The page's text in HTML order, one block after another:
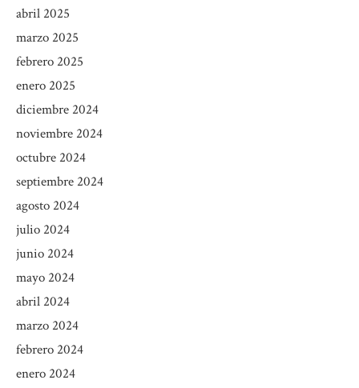
abril 2025
marzo 2025
febrero 2025
enero 2025
diciembre 2024
noviembre 2024
octubre 2024
septiembre 2024
agosto 2024
julio 2024
junio 2024
mayo 2024
abril 2024
marzo 2024
febrero 2024
enero 2024